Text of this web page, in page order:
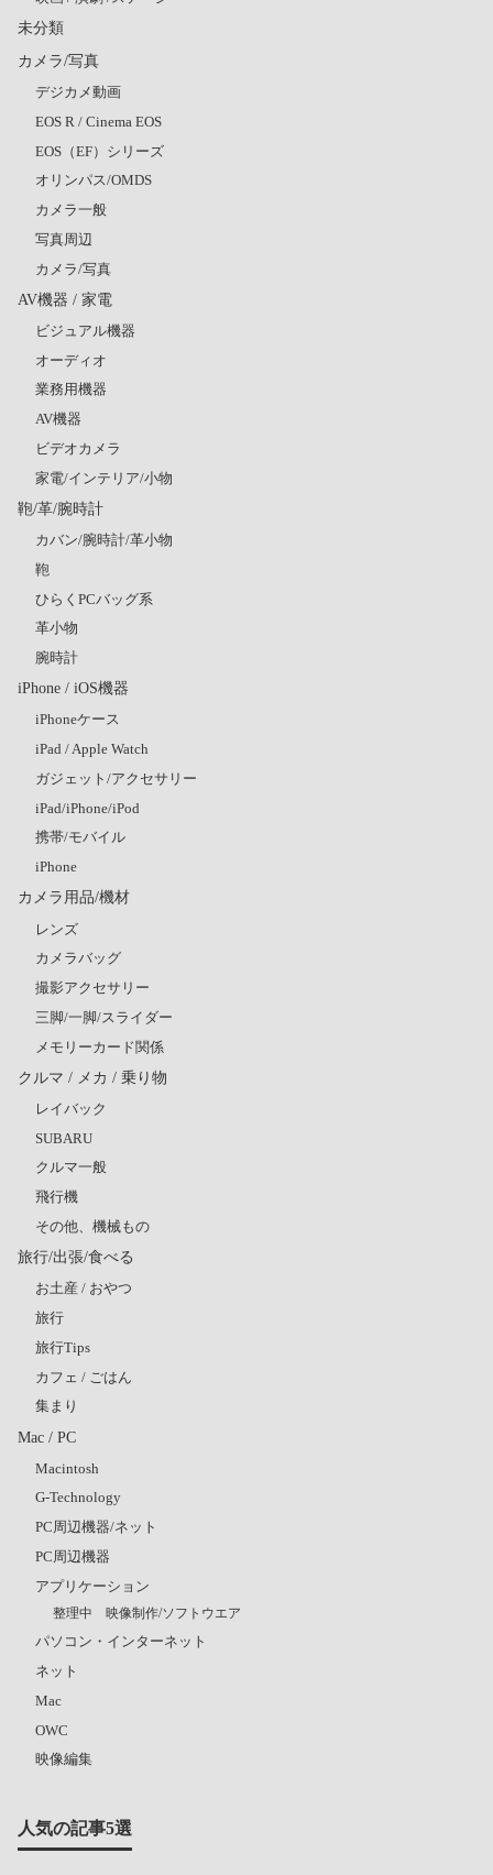
未分類
カメラ/写真
デジカメ動画
EOS R / Cinema EOS
EOS（EF）シリーズ
オリンパス/OMDS
カメラ一般
写真周辺
カメラ/写真
AV機器 / 家電
ビジュアル機器
オーディオ
業務用機器
AV機器
ビデオカメラ
家電/インテリア/小物
鞄/革/腕時計
カバン/腕時計/革小物
鞄
ひらくPCバッグ系
革小物
腕時計
iPhone / iOS機器
iPhoneケース
iPad / Apple Watch
ガジェット/アクセサリー
iPad/iPhone/iPod
携帯/モバイル
iPhone
カメラ用品/機材
レンズ
カメラバッグ
撮影アクセサリー
三脚/一脚/スライダー
メモリーカード関係
クルマ / メカ / 乗り物
レイバック
SUBARU
クルマ一般
飛行機
その他、機械もの
旅行/出張/食べる
お土産 / おやつ
旅行
旅行Tips
カフェ / ごはん
集まり
Mac / PC
Macintosh
G-Technology
PC周辺機器/ネット
PC周辺機器
アプリケーション
整理中 映像制作/ソフトウエア
パソコン・インターネット
ネット
Mac
OWC
映像編集
人気の記事5選